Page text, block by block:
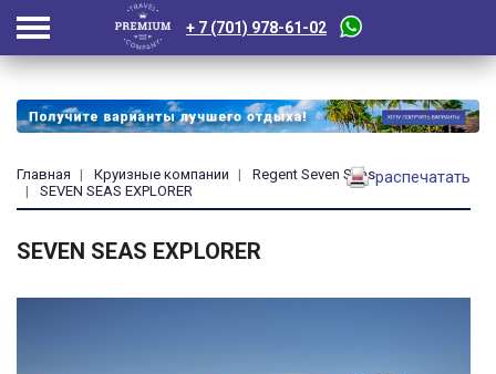
+ 7 (701) 978-61-02
Главная Круизные компании
Regent Seven Seas
SEVEN SEAS EXPLORER
распечатать
SEVEN SEAS EXPLORER